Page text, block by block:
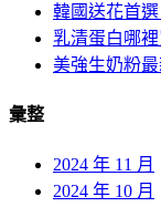
韓國送花首
乳清蛋白哪
美強生奶粉
彙整
2024 年 11 月
2024 年 10 月